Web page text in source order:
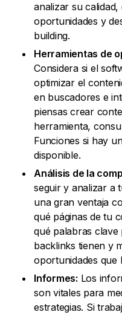
analizar su
oportunidades y
building.
Herramientas de
Considera si el
optimizar el
en buscadores e
piensas crear
herramienta,
Funciones si hay
disponible.
Análisis de la
seguir y analizar a
una gran ventaja
qué páginas de tu
qué palabras
backlinks tienen y
oportunidades que
Informes: Los
son vitales para
estrategias. Si